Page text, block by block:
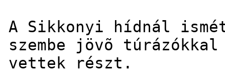
A Sikkonyi hídnál
szembe jövõ
vettek részt.